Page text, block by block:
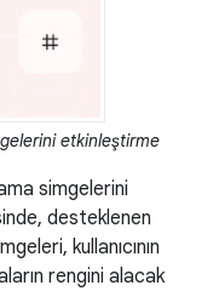
etkinleştirme
simgelerini
desteklenen
kullanıcının
rengini alacak